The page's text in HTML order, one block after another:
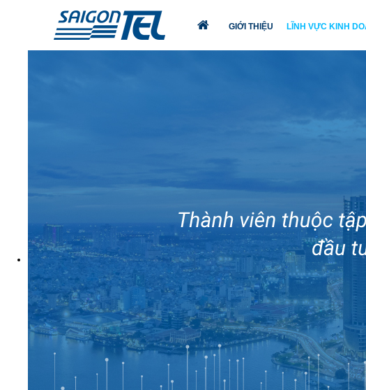
CHỦ
GIỚI THIỆU LĨNH VỰC KINH